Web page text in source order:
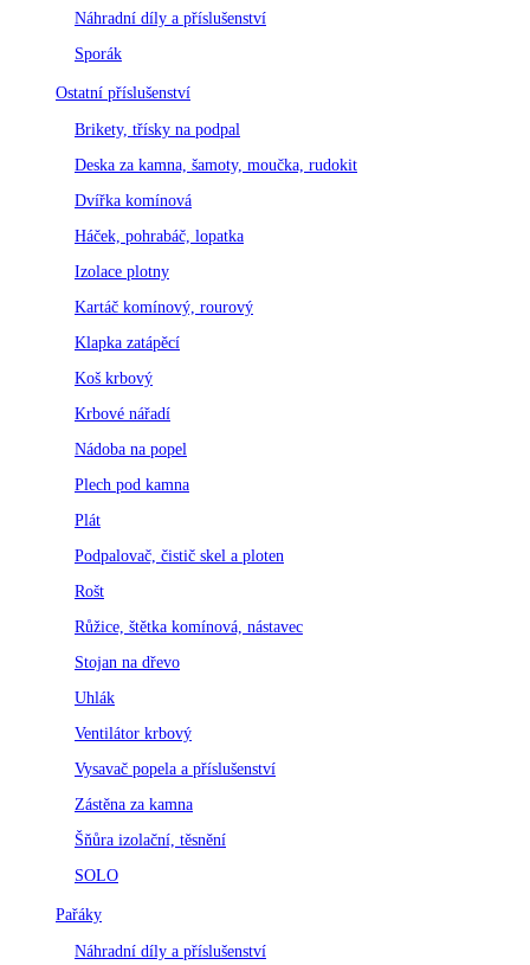
Náhradní díly a příslušenství
Sporák
Ostatní příslušenství
Brikety, třísky na podpal
Deska za kamna, šamoty, moučka, rudokit
Dvířka komínová
Háček, pohrabáč, lopatka
Izolace plotny
Kartáč komínový, rourový
Klapka zatápěcí
Koš krbový
Krbové nářadí
Nádoba na popel
Plech pod kamna
Plát
Podpalovač, čistič skel a ploten
Rošt
Růžice, štětka komínová, nástavec
Stojan na dřevo
Uhlák
Ventilátor krbový
Vysavač popela a příslušenství
Zástěna za kamna
Šňůra izolační, těsnění
SOLO
Pařáky
Náhradní díly a příslušenství